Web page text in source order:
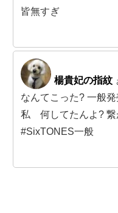
皆無すぎ
楊貴妃の指紋
なんてこった? 一般
私 何してたんよ? 繋
#SixTONES一般